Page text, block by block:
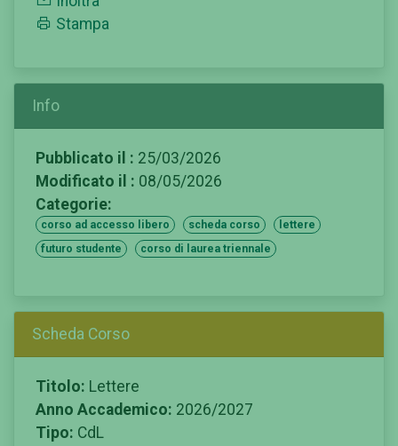
Stampa
Info
Pubblicato il : 25/03/2026
Modificato il : 08/05/2026
Categorie:
corso ad accesso libero scheda corso
lettere
futuro studente
corso di laurea triennale
Scheda Corso
Titolo: Lettere
Anno Accademico: 2026/2027
Tipo: CdL